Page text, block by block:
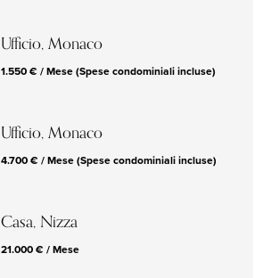
Ufficio, Monaco
1.550 € / Mese (Spese condominiali incluse)
Ufficio, Monaco
4.700 € / Mese (Spese condominiali incluse)
Casa, Nizza
21.000 € / Mese